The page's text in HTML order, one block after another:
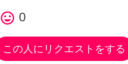
tag_faces 0
この人にリクエストをする